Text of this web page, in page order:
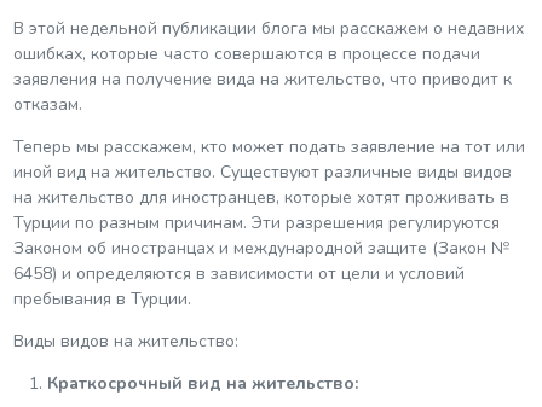
В этой недельной публикации блога мы расскажем о недавних
ошибках, которые часто совершаются в процессе подачи
заявления на получение вида на жительство, что приводит к
отказам.
Теперь мы расскажем, кто может подать заявление на тот или
иной вид на жительство. Существуют различные виды видов
на жительство для иностранцев, которые хотят проживать в
Турции по разным причинам. Эти разрешения регулируются
Законом об иностранцах и международной защите (Закон №
6458) и определяются в зависимости от цели и условий
пребывания в Турции.
Виды видов на жительство:
Краткосрочный вид на жительство: